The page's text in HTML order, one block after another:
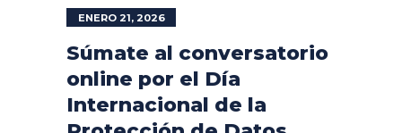
ENERO 21, 2026
Súmate al conversatorio
online por el Día
Internacional de la